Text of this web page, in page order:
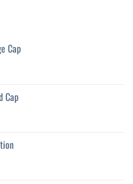
Cap
Cap